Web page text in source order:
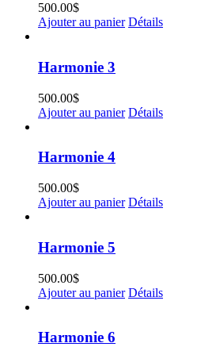
500.00$
Ajouter au panier Détails
Harmonie 3
500.00$
Ajouter au panier Détails
Harmonie 4
500.00$
Ajouter au panier Détails
Harmonie 5
500.00$
Ajouter au panier Détails
Harmonie 6